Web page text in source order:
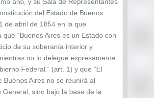
del Estado de Buenos
de abril de 1854 en la que
que “Buenos Aires es un Estado con
de su soberanía interior y
no lo delegue expresamente
Federal.” (art. 1) y que “El
Buenos Aires no se reunirá al
General, sino bajo la base de la